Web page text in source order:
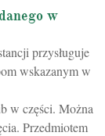
w
przysługuje
wskazanym w
w części. Można
Przedmiotem